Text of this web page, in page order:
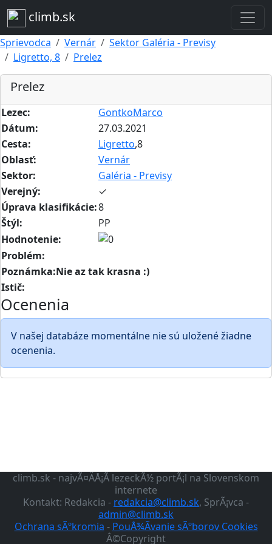
climb.sk
Sprievodca Vernár
Sektor Galéria - Previsy
Ligretto, 8
Prelez
Prelez
Lezec:
GontkoMarco
Dátum:
27.03.2021
Cesta:
Ligretto,8
Oblasť:
Vernár
Sektor:
Galéria - Previsy
Verejný:
✓
Úprava klasifikácie:8
Štýl:
PP
Hodnotenie:
Problém:
Poznámka:Nie az tak krasna :)
Istič:
Ocenenia
V našej databáze momentálne nie sú uložené žiadne
ocenenia.
climb.sk - najvÃ¤ÄÅ¡Ã­ lezeckÃ½ portÃ¡l na Slovenskom
internete
Kontakt: Redakcia - redakcia@climb.sk, SprÃ¡vca -
admin@climb.sk
Ochrana sÃºkromia - PouÅ¾Ã­vanie sÃºborov Cookies
Â©Copyright